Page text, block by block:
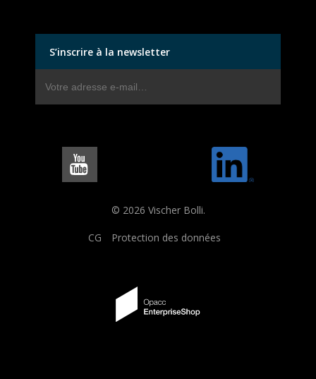
S’inscrire à la newsletter
© 2026 Vischer Bolli.
CG Protection des données